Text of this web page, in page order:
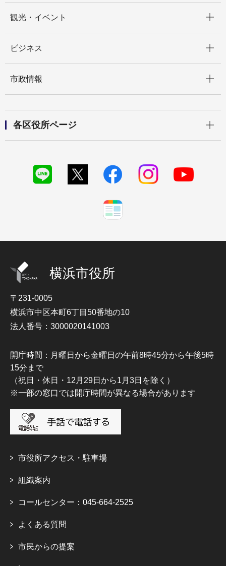
観光・イベント
ビジネス
市政情報
各区役所ページ
横浜市役所
〒231-0005
横浜市中区本町6丁目50番地の10
法人番号：3000020141003
開庁時間：月曜日から金曜日の午前8時45分から午後5時
15分まで
（祝日・休日・12月29日から1月3日を除く）
※一部の窓口では開庁時間が異なる場合があります
市役所アクセス・駐車場
組織案内
コールセンター：045-664-2525
よくある質問
市民からの提案